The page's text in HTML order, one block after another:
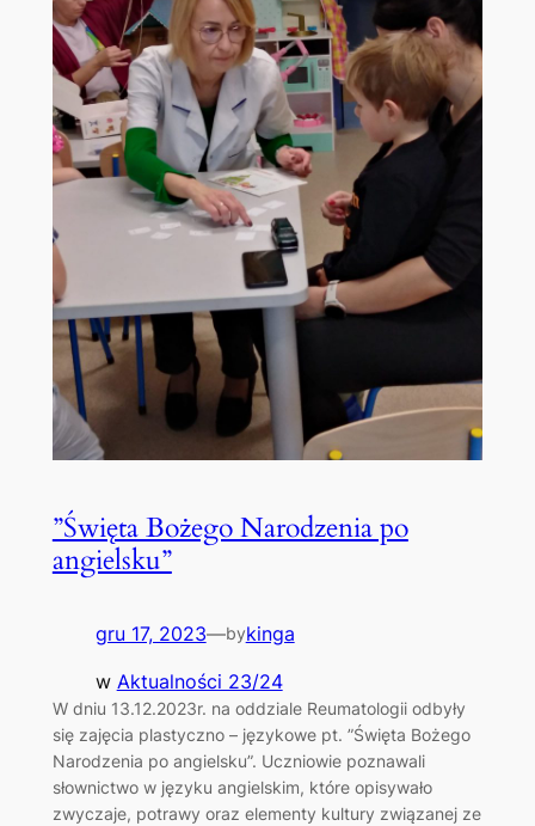
”Święta Bożego Narodzenia po
angielsku”
gru 17, 2023—bykinga
w Aktualności 23/24
W dniu 13.12.2023r. na oddziale Reumatologii odbyły
się zajęcia plastyczno – językowe pt. ”Święta Bożego
Narodzenia po angielsku”. Uczniowie poznawali
słownictwo w języku angielskim, które opisywało
zwyczaje, potrawy oraz elementy kultury związanej ze